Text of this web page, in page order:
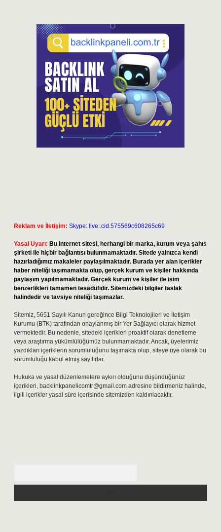
Reklam ve İletişim: Skype: live:.cid.575569c608265c69
Yasal Uyarı: Bu internet sitesi, herhangi bir marka, kurum veya şahıs
şirketi ile hiçbir bağlantısı bulunmamaktadır. Sitede yalnızca kendi
hazırladığımız makaleler paylaşılmaktadır. Burada yer alan içerikler
haber niteliği taşımamakta olup, gerçek kurum ve kişiler hakkında
paylaşım yapılmamaktadır. Gerçek kurum ve kişiler ile isim
benzerlikleri tamamen tesadüfidir. Sitemizdeki bilgiler taslak
halindedir ve tavsiye niteliği taşımazlar.
Sitemiz, 5651 Sayılı Kanun gereğince Bilgi Teknolojileri ve İletişim
Kurumu (BTK) tarafından onaylanmış bir Yer Sağlayıcı olarak hizmet
vermektedir. Bu nedenle, sitedeki içerikleri proaktif olarak denetleme
veya araştırma yükümlülüğümüz bulunmamaktadır. Ancak, üyelerimiz
yazdıkları içeriklerin sorumluluğunu taşımakta olup, siteye üye olarak bu
sorumluluğu kabul etmiş sayılırlar.
Hukuka ve yasal düzenlemelere aykırı olduğunu düşündüğünüz
içerikleri, backlinkpanelicomtr@gmail.com adresine bildirmeniz halinde,
ilgili içerikler yasal süre içerisinde sitemizden kaldırılacaktır.